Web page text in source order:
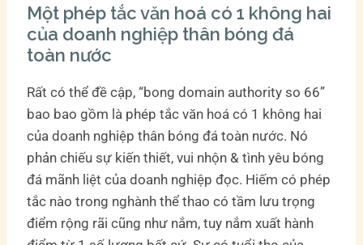
Một phép tắc văn hoá có 1 không hai
của doanh nghiệp thân bóng đá
toàn nước
Rất có thể đề cập, “bong domain authority so 66”
bao bao gồm là phép tắc văn hoá có 1 không hai
của doanh nghiệp thân bóng đá toàn nước. Nó
phản chiếu sự kiến thiết, vui nhộn & tình yêu bóng
đá mãnh liệt của doanh nghiệp đọc. Hiếm có phép
tắc nào trong nghành thể thao có tầm lưu trọng
điểm rộng rãi cũng như nắm, tuy nắm xuất hành